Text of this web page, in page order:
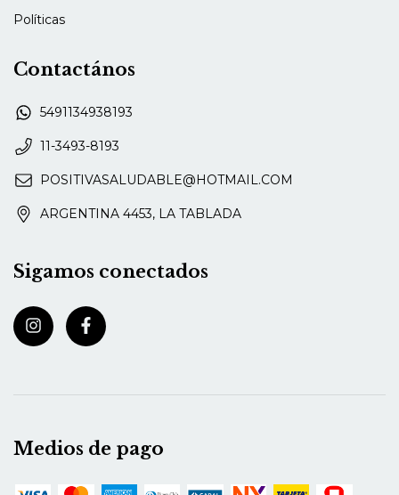
Políticas
Contactános
5491134938193
11-3493-8193
POSITIVASALUDABLE@HOTMAIL.COM
ARGENTINA 4453, LA TABLADA
Sigamos conectados
Medios de pago